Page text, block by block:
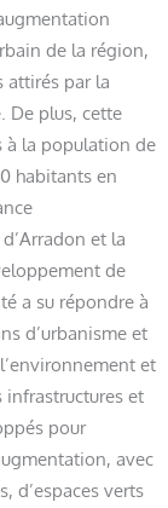
de la région,
attirés par la
De plus, cette
à la population de
habitants en
et la
de
a su répondre à
d’urbanisme et
et
infrastructures et
pour
avec
d’espaces verts